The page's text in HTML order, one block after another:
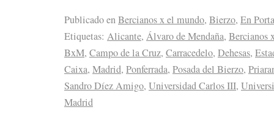
Publicado enBercianos x el mundo, Bierzo, En
Etiquetas: Alicante, Álvaro de Mendaña, Bercianos
BxM, Campo de la Cruz, Carracedelo, Dehesas,
Caixa, Madrid, Ponferrada, Posada del Bierzo,
Sandro Díez Amigo, Universidad Carlos III,
Madrid